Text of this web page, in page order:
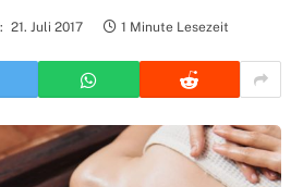
21. Juli 2017 1 Minute Lesezeit